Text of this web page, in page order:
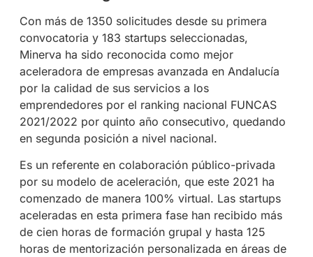
Con más de 1350 solicitudes desde su primera
convocatoria y 183 startups seleccionadas,
Minerva ha sido reconocida como mejor
aceleradora de empresas avanzada en Andalucía
por la calidad de sus servicios a los
emprendedores por el ranking nacional FUNCAS
2021/2022 por quinto año consecutivo, quedando
en segunda posición a nivel nacional.
Es un referente en colaboración público-privada
por su modelo de aceleración, que este 2021 ha
comenzado de manera 100% virtual. Las startups
aceleradas en esta primera fase han recibido más
de cien horas de formación grupal y hasta 125
horas de mentorización personalizada en áreas de